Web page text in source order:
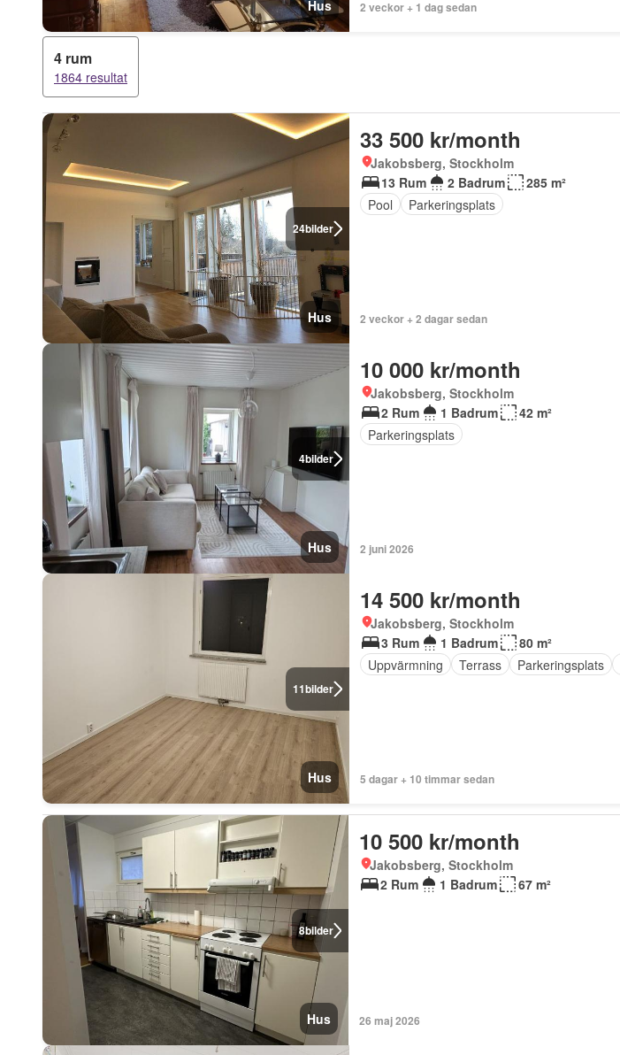
Hus 2 veckor + 1 dag sedan
4 rum
1864 resultat
24bilder
Hus
33 500 kr/month
Jakobsberg, Stockholm
13 Rum
2 Badrum
285 m²
Pool
Parkeringsplats
2 veckor + 2 dagar sedan
4bilder
Hus
10 000 kr/month
Jakobsberg, Stockholm
2 Rum
1 Badrum
42 m²
Parkeringsplats
2 juni 2026
11bilder
Hus
14 500 kr/month
Jakobsberg, Stockholm
3 Rum
1 Badrum
80 m²
Uppvärmning
Terrass Parkeringsplats
5 dagar + 10 timmar sedan
8bilder
Hus
10 500 kr/month
Jakobsberg, Stockholm
2 Rum
1 Badrum 67 m²
26 maj 2026